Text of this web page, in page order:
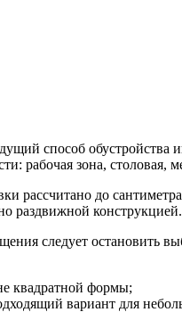
способ
рабочая зона, столовая,
рассчитано до
раздвижной конструкцией.
следует остановить
квадратной формы;
вариант для